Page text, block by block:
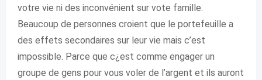
votre vie ni des inconvénient sur vote famille.
Beaucoup de personnes croient que le portefeuille a
des effets secondaires sur leur vie mais c’est
impossible. Parce que c¿est comme engager un
groupe de gens pour vous voler de l’argent et ils auront